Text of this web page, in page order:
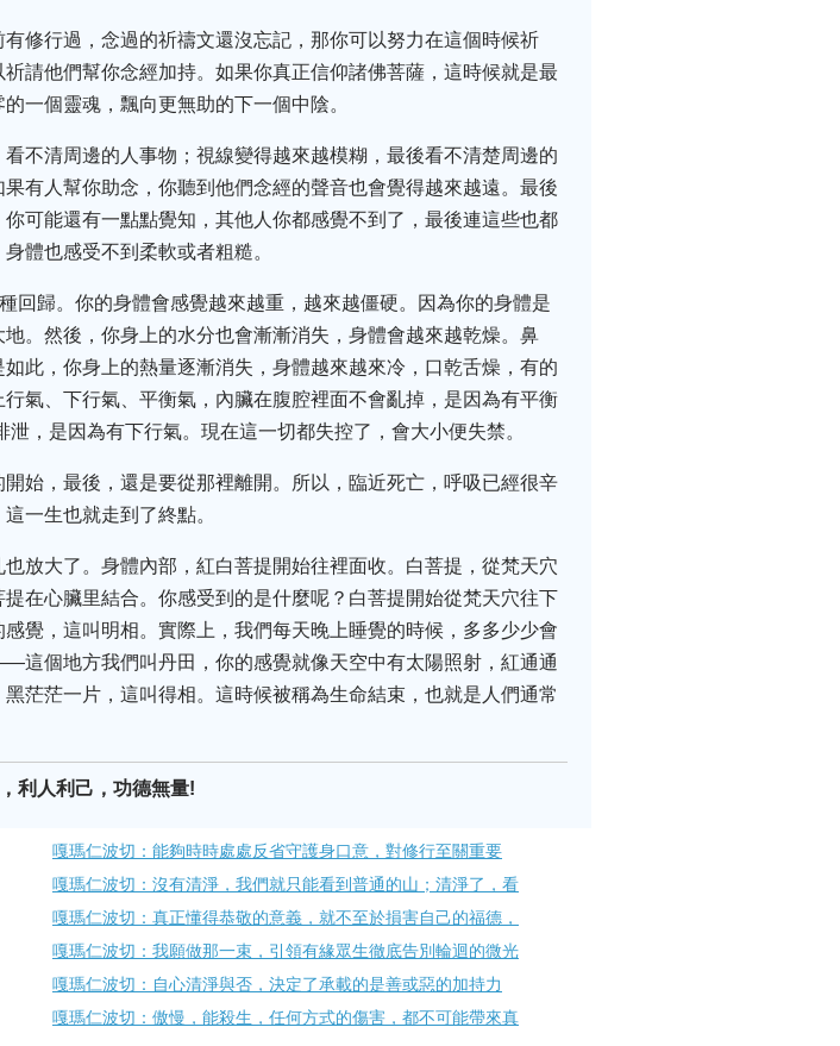
修行過，念過的祈禱文還沒忘記，那你可以努力在這個時候祈
請他們幫你念經加持。如果你真正信仰諸佛菩薩，這時候就是最
一個靈魂，飄向更無助的下一個中陰。
不清周邊的人事物；視線變得越來越模糊，最後看不清楚周邊的
有人幫你助念，你聽到他們念經的聲音也會覺得越來越遠。最後
可能還有一點點覺知，其他人你都感覺不到了，最後連這些也都
體也感受不到柔軟或者粗糙。
回歸。你的身體會感覺越來越重，越來越僵硬。因為你的身體是
。然後，你身上的水分也會漸漸消失，身體會越來越乾燥。鼻
此，你身上的熱量逐漸消失，身體越來越來冷，口乾舌燥，有的
氣、下行氣、平衡氣，內臟在腹腔裡面不會亂掉，是因為有平衡
，是因為有下行氣。現在這一切都失控了，會大小便失禁。
始，最後，還是要從那裡離開。所以，臨近死亡，呼吸已經很辛
一生也就走到了終點。
放大了。身體內部，紅白菩提開始往裡面收。白菩提，從梵天穴
在心臟里結合。你感受到的是什麼呢？白菩提開始從梵天穴往下
覺，這叫明相。實際上，我們每天晚上睡覺的時候，多多少少會
個地方我們叫丹田，你的感覺就像天空中有太陽照射，紅通通
茫茫一片，這叫得相。這時候被稱為生命結束，也就是人們通常
利人利己，功德無量!
嘎瑪仁波切：能夠時時處處反省守護身口意，對修行至關重要
嘎瑪仁波切：沒有清淨，我們就只能看到普通的山；清淨了，看
嘎瑪仁波切：真正懂得恭敬的意義，就不至於損害自己的福德，
嘎瑪仁波切：我願做那一束，引領有緣眾生徹底告別輪迴的微光
嘎瑪仁波切：自心清淨與否，決定了承載的是善或惡的加持力
嘎瑪仁波切：傲慢，能殺生，任何方式的傷害，都不可能帶來真